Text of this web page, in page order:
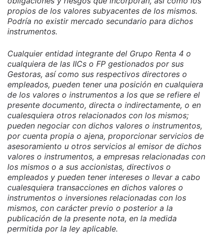
propios de los valores subyacentes de los mismos.
Podría no existir mercado secundario para dichos
instrumentos.
Cualquier entidad integrante del Grupo Renta 4 o
cualquiera de las IICs o FP gestionados por sus
Gestoras, así como sus respectivos directores o
empleados, pueden tener una posición en cualquiera
de los valores o instrumentos a los que se refiere el
presente documento, directa o indirectamente, o en
cualesquiera otros relacionados con los mismos;
pueden negociar con dichos valores o instrumentos,
por cuenta propia o ajena, proporcionar servicios de
asesoramiento u otros servicios al emisor de dichos
valores o instrumentos, a empresas relacionadas con
los mismos o a sus accionistas, directivos o
empleados y pueden tener intereses o llevar a cabo
cualesquiera transacciones en dichos valores o
instrumentos o inversiones relacionadas con los
mismos, con carácter previo o posterior a la
publicación de la presente nota, en la medida
permitida por la ley aplicable.